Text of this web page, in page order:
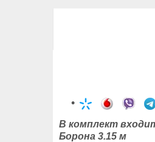
В комплект
Борона 3.15 м